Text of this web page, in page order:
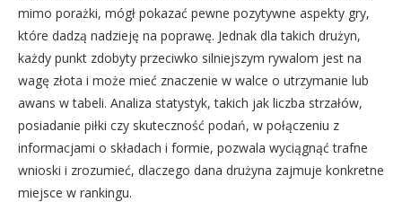
mimo porażki, mógł pokazać pewne pozytywne aspekty gry,
które dadzą nadzieję na poprawę. Jednak dla takich drużyn,
każdy punkt zdobyty przeciwko silniejszym rywalom jest na
wagę złota i może mieć znaczenie w walce o utrzymanie lub
awans w tabeli. Analiza statystyk, takich jak liczba strzałów,
posiadanie piłki czy skuteczność podań, w połączeniu z
informacjami o składach i formie, pozwala wyciągnąć trafne
wnioski i zrozumieć, dlaczego dana drużyna zajmuje konkretne
miejsce w rankingu.